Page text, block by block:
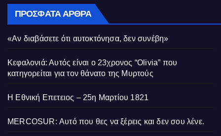
ΠΡΌΣΦΑΤΑ ΆΡΘΡΑ
«Αν διαβάσετε ότι αυτοκτόνησα, δεν συνέβη»
Κεφαλονιά: Αυτός είναι ο 23χρονος “Olivia” που
κατηγορείται για τον θάνατο της Μυρτούς
Η Εθνική Επετειος – 25η Μαρτίου 1821
MERCOSUR: Αυτό που θες να ξέρεις και δεν σου λένε.